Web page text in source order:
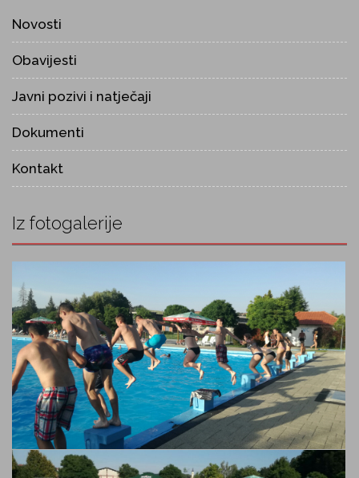
Novosti
Obavijesti
Javni pozivi i natječaji
Dokumenti
Kontakt
Iz fotogalerije